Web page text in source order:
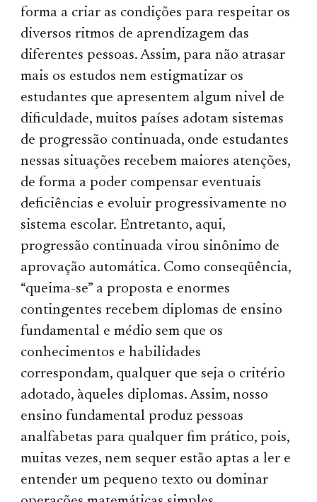
forma a criar as condições para respeitar os
diversos ritmos de aprendizagem das
diferentes pessoas. Assim, para não atrasar
mais os estudos nem estigmatizar os
estudantes que apresentem algum nivel de
dificuldade, muitos países adotam sistemas
de progressão continuada, onde estudantes
nessas situações recebem maiores atenções,
de forma a poder compensar eventuais
deficiências e evoluir progressivamente no
sistema escolar. Entretanto, aqui,
progressão continuada virou sinônimo de
aprovação automática. Como conseqüência,
“queima-se” a proposta e enormes
contingentes recebem diplomas de ensino
fundamental e médio sem que os
conhecimentos e habilidades
correspondam, qualquer que seja o critério
adotado, àqueles diplomas. Assim, nosso
ensino fundamental produz pessoas
analfabetas para qualquer fim prático, pois,
muitas vezes, nem sequer estão aptas a ler e
entender um pequeno texto ou dominar